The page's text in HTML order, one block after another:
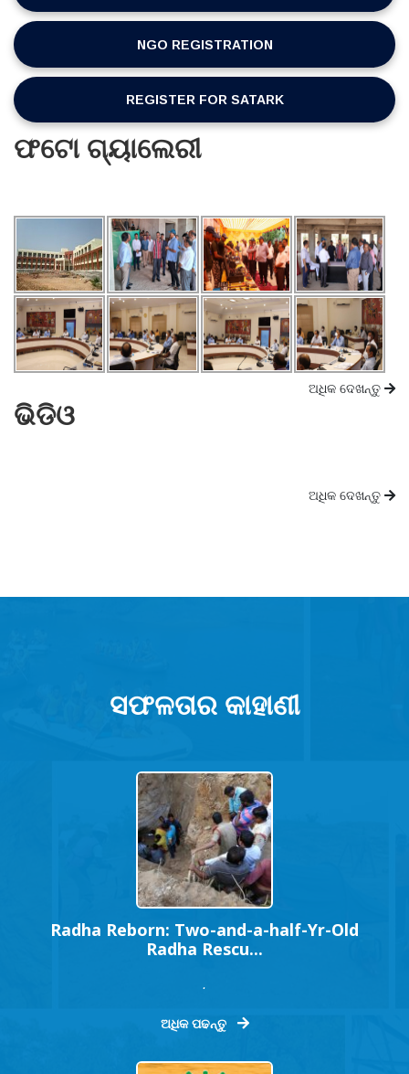
NGO REGISTRATION
REGISTER FOR SATARK
ଫଟୋ ଗ୍ୟାଲେରୀ
ଅଧିକ ଦେଖନ୍ତୁ
ଭିଡିଓ
ଅଧିକ ଦେଖନ୍ତୁ
ସଫଳତାର କାହାଣୀ
Radha Reborn: Two-and-a-half-Yr-Old
Radha Rescu...
.
ଅଧିକ ପଢନ୍ତୁ